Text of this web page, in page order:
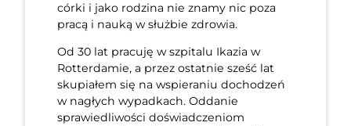
córki i jako rodzina nie znamy nic poza
pracą i nauką w służbie zdrowia.
Od 30 lat pracuję w szpitalu Ikazia w
Rotterdamie, a przez ostatnie sześć lat
skupiałem się na wspieraniu dochodzeń
w nagłych wypadkach. Oddanie
sprawiedliwości doświadczeniom